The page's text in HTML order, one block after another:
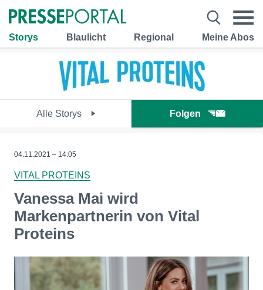
Storys Blaulicht Regional Meine Abos
Alle Storys Folgen
04.11.2021 – 14:05
VITAL PROTEINS
Vanessa Mai wird
Markenpartnerin von Vital
Proteins